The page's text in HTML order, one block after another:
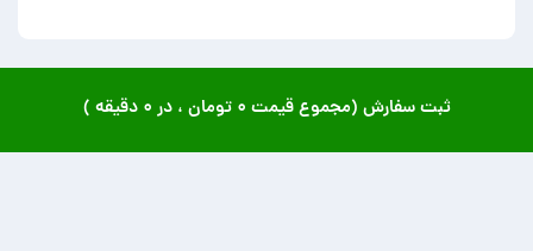
ثبت سفارش (مجموع قیمت ۰ تومان ، در ۰ دقیقه )